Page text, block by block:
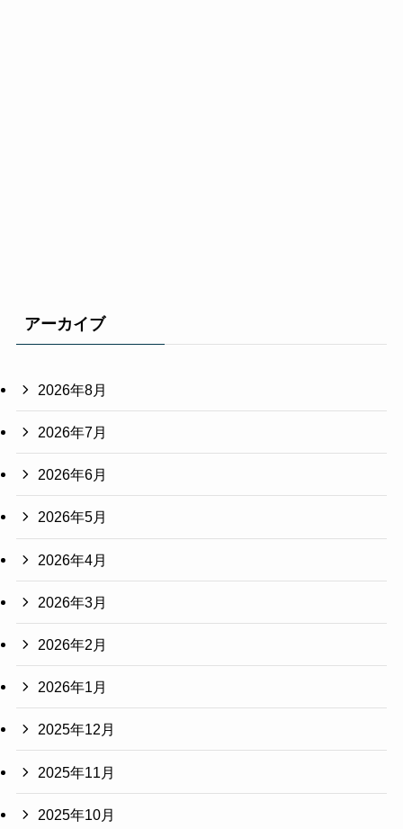
アーカイブ
2026年8月
2026年7月
2026年6月
2026年5月
2026年4月
2026年3月
2026年2月
2026年1月
2025年12月
2025年11月
2025年10月